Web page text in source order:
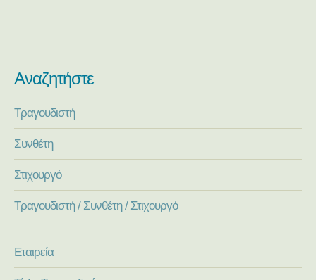
Αναζητήστε
Τραγουδιστή
Συνθέτη
Στιχουργό
Τραγουδιστή / Συνθέτη / Στιχουργό
Εταιρεία